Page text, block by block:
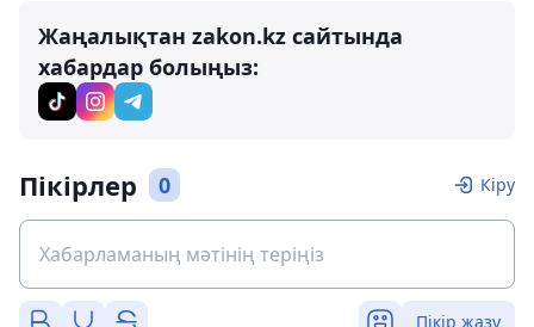
Жаңалықтан zakon.kz сайтында
хабардар болыңыз:
Пікірлер 0 Кіру
Пікір жазу